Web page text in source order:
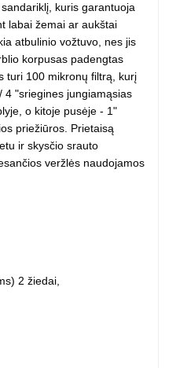
kuris garantuoja
labai žemai ar aukštai
atbulinio vožtuvo, nes jis
korpusas padengtas
turi 100 mikronų filtrą, kurį
4 "sriegines jungiamąsias
o kitoje pusėje - 1"
priežiūros. Prietaisą
ir skysčio srauto
veržlės naudojamos
2 žiedai,